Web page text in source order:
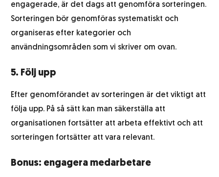
engagerade, är det dags att genomföra sorteringen.
Sorteringen bör genomföras systematiskt och
organiseras efter kategorier och
användningsområden som vi skriver om ovan.
5. Följ upp
Efter genomförandet av sorteringen är det viktigt att
följa upp. På så sätt kan man säkerställa att
organisationen fortsätter att arbeta effektivt och att
sorteringen fortsätter att vara relevant.
Bonus: engagera medarbetare